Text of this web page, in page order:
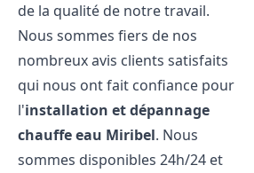
de la qualité de notre travail.
Nous sommes fiers de nos
nombreux avis clients satisfaits
qui nous ont fait confiance pour
l'installation et dépannage
chauffe eau Miribel. Nous
sommes disponibles 24h/24 et